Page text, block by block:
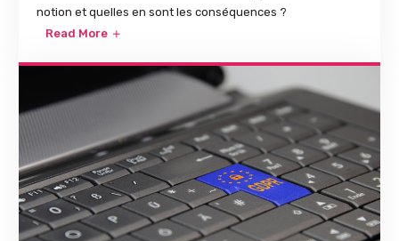
notion et quelles en sont les conséquences ?
Read More